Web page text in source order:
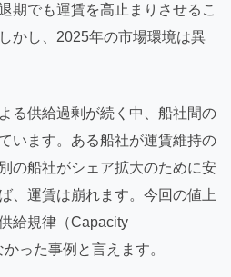
期でも運賃を高止まりさせるこ
かし、2025年の市場環境は異
る供給過剰が続く中、船社間の
います。ある船社が運賃維持の
の船社がシェア拡大のために安
、運賃は崩れます。今回の値上
給規律（Capacity
った事例と言えます。